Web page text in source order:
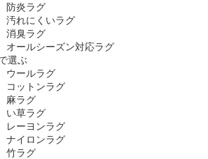
防炎ラグ
汚れにくいラグ
消臭ラグ
オールシーズン対応ラグ
選ぶ
ウールラグ
コットンラグ
麻ラグ
い草ラグ
レーヨンラグ
ナイロンラグ
竹ラグ